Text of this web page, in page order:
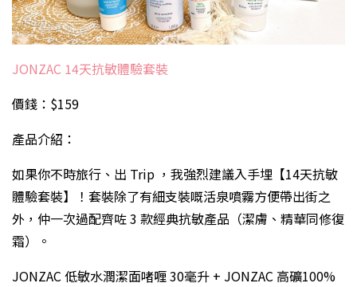
JONZAC 14天抗敏體驗套裝
價錢：$159
產品介紹：
如果你不時旅行、出 Trip ，我強烈建議入手埋【14天抗敏
體驗套裝】！套裝除了有細支裝嘅活泉噴霧方便帶出街之
外，仲一次過配齊咗 3 款經典抗敏產品（潔膚、精華同修復
霜）。
JONZAC 低敏水潤潔面啫喱 30毫升 + JONZAC 高礦100%